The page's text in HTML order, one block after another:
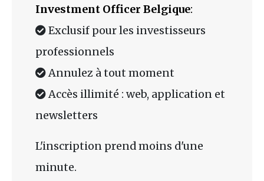
Investment Officer Belgique:
Exclusif pour les investisseurs
professionnels
Annulez à tout moment
Accès illimité : web, application et
newsletters
L'inscription prend moins d'une
minute.